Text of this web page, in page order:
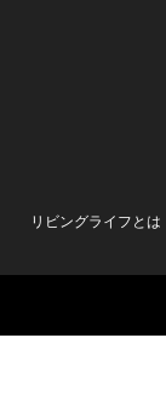
リビングライフとは